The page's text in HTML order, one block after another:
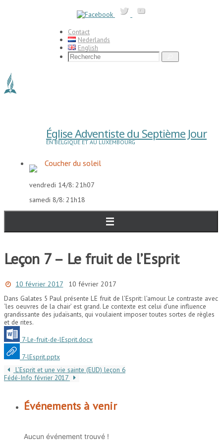
Contact
Nederlands
English
Search
for:
Église Adventiste du Septième Jour
EN BELGIQUE ET AU LUXEMBOURG
Coucher du soleil
vendredi 14/8: 21h07
samedi 8/8: 21h18
Leçon 7 – Le fruit de l’Esprit
10 février 2017
10 février 2017
Dans Galates 5 Paul présente LE fruit de l’Esprit: l’amour. Le contraste avec
‘les oeuvres de la chair’ est grand. Le contexte est celui d’une influence
grandissante des judaïsants, qui voulaient imposer toutes sortes de règles
et de rites.
7-Le-fruit-de-lEsprit.docx
7-lEsprit.pptx
L’Esprit et une vie sainte (EUD) leçon 6
Fédé-Info février 2017
Événements à venir
Aucun événement trouvé !